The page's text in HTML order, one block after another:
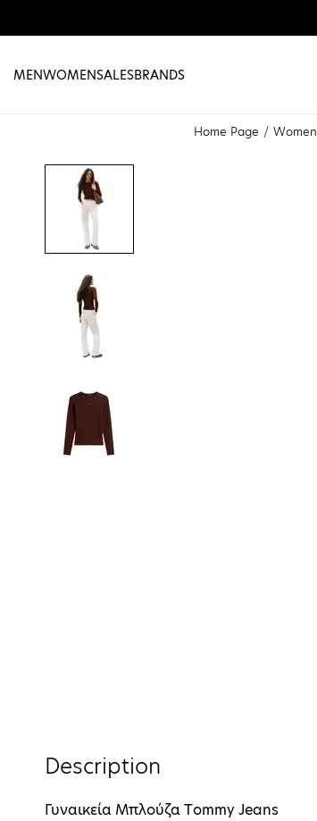
MENWOMENSALESBRANDS
Home Page Women
Description
Γυναικεία Μπλούζα Τommy Jeans